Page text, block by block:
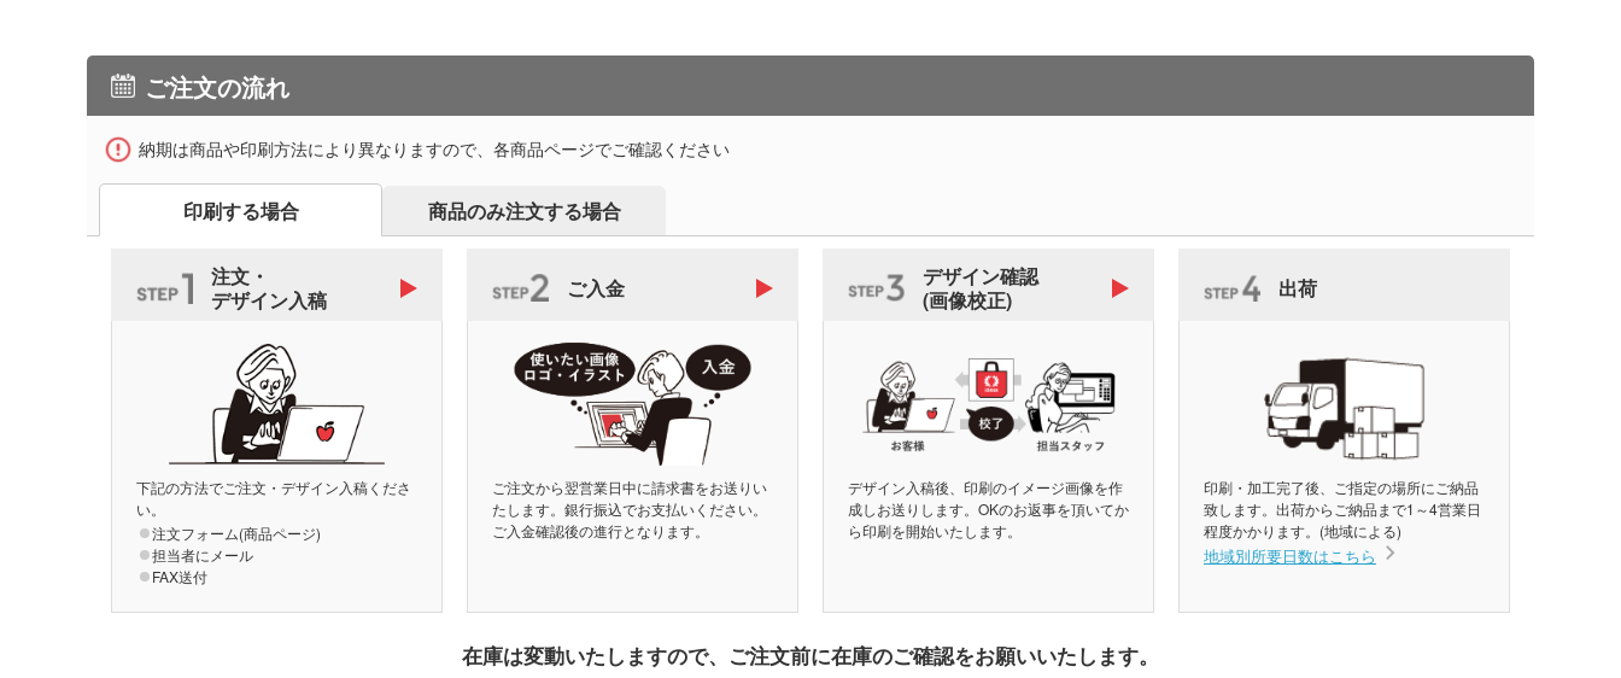
ご注文の流れ
納期は商品や印刷方法により異なりますので、各商品ページでご確認ください
印刷する場合 商品のみ注文する場合
注文・
デザイン入稿
下記の方法でご注文・デザイン入稿くださ
い。
注文フォーム(商品ページ)
担当者にメール
FAX送付
ご入金
ご注文から翌営業日中に請求書をお送りい
たします。銀行振込でお支払いください。
ご入金確認後の進行となります。
デザイン確認
(画像校正)
デザイン入稿後、印刷のイメージ画像を作
成しお送りします。OKのお返事を頂いてか
ら印刷を開始いたします。
出荷
地域別所要日数はこちら
印刷・加工完了後、ご指定の場所にご納品
致します。出荷からご納品まで1～4営業日
程度かかります。(地域による)
在庫は変動いたしますので、 ご注文前に在庫のご確認をお願いいたします。